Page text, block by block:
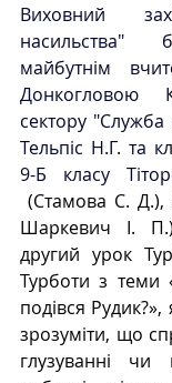
Виховний
насильства"
майбутнім
Донкогловою
сектору "Служба
Тельпіс Н.Г. та
9-Б класу
(Стамова С.
Шаркевич І. П.)
другий урок
Турботи з теми
подівся
зрозуміти, що
глузуванні